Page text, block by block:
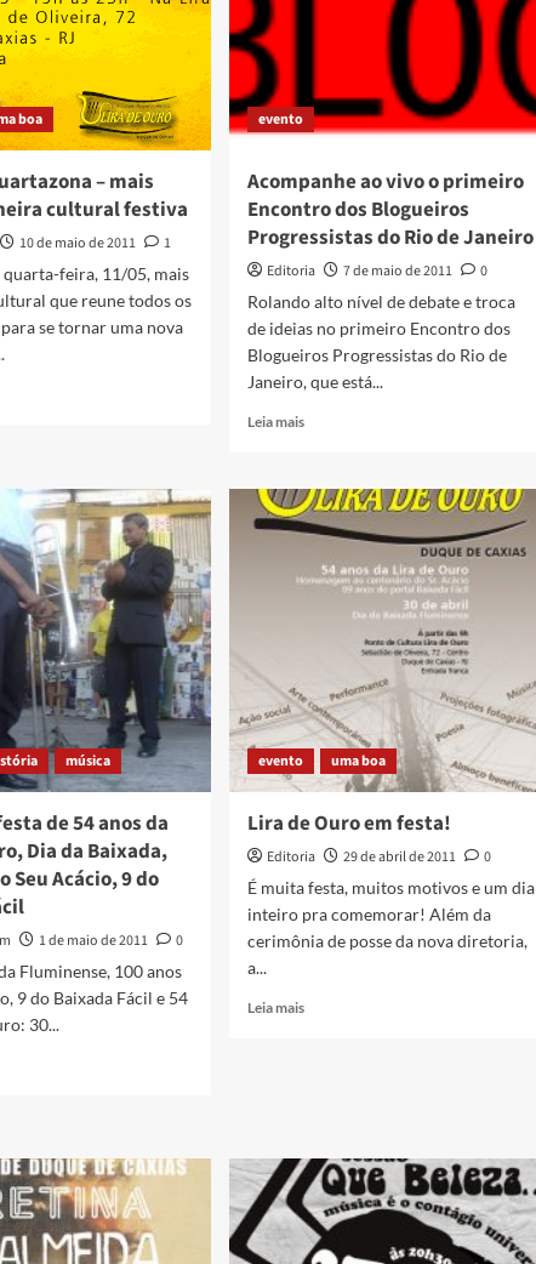
da
Câmara
boa
– mais
cultural festiva
10 de maio de 2011
1
quarta-feira, 11/05, mais
que reune todos os
se tornar uma nova
evento
Acompanhe ao vivo o primeiro
Encontro dos Blogueiros
Progressistas do Rio de Janeiro
Editoria 7 de maio de 2011
0
Rolando alto nível de debate e troca
de ideias no primeiro Encontro dos
Blogueiros Progressistas do Rio de
Janeiro, que está...
Leia maisRead
Acompanhe
ao
vivo
primeiro
Blogueiros
do
Rio
de
Janeiro
música
de 54 anos da
Dia da Baixada,
Seu Acácio, 9 do
1 de maio de 2011
0
Fluminense, 100 anos
9 do Baixada Fácil e 54
30...
evento uma boa
Lira de Ouro em festa!
Editoria 29 de abril de 2011
0
É muita festa, muitos motivos e um dia
inteiro pra comemorar! Além da
cerimônia de posse da nova diretoria,
a...
Leia maisRead
festa!